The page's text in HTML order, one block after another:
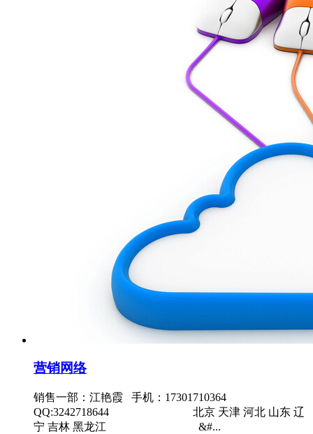
营销网络
销售一部：江艳霞 手机：17301710364
QQ:3242718644 北京 天津 河北 山东 辽
宁 吉林 黑龙江 &#...